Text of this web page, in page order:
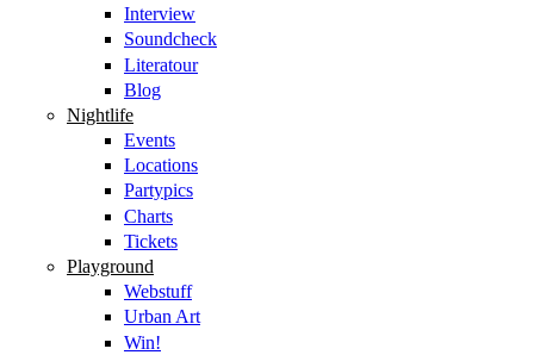
Interview
Soundcheck
Literatour
Blog
Nightlife
Events
Locations
Partypics
Charts
Tickets
Playground
Webstuff
Urban Art
Win!